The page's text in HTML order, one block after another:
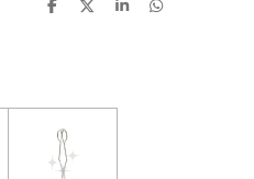
D
D
S
D